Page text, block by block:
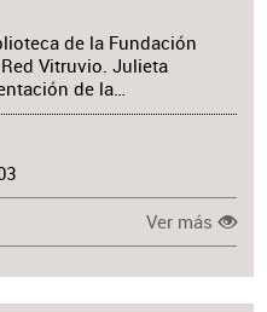
de la Fundación
Vitruvio. Julieta
de la…
Ver más